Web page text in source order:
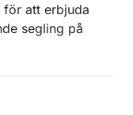
för att erbjuda
segling på